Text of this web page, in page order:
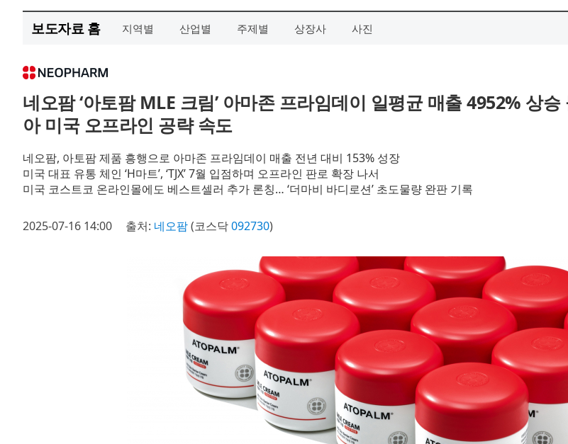
보도자료 홈 지역별 산업별 주제별 상장사 사진
네오팜 ‘아토팜 MLE 크림’ 아마존 프라임데이 일평균 매출 4952% 상
아 미국 오프라인 공략 속도
네오팜, 아토팜 제품 흥행으로 아마존 프라임데이 매출 전년 대비 153% 성장
미국 대표 유통 체인 ‘H마트’, ‘TJX’ 7월 입점하며 오프라인 판로 확장 나서
미국 코스트코 온라인몰에도 베스트셀러 추가 론칭… ‘더마비 바디로션’ 초도물량 완판 기록
2025-07-16 14:00 출처: 네오팜(코스닥092730)